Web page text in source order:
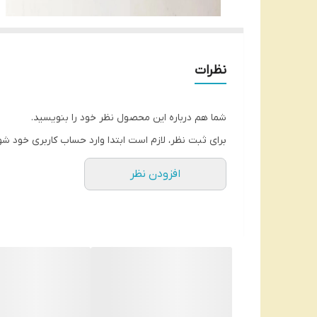
نظرات
شما هم درباره این محصول نظر خود را بنویسید.
برای ثبت نظر، لازم است ابتدا وارد حساب کاربری خود
افزودن نظر